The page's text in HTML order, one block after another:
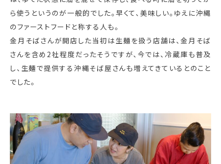
ら使うというのが一般的でした。早くて、美味しい。ゆえに沖縄
のファーストフードと称する人も。
金月そばさんが開店した当初は生麺を扱う店舗は、金月そば
さんを含め2社程度だったそうですが、今では、冷蔵庫も普及
し、生麺で提供する沖縄そば屋さんも増えてきているとのこと
でした。